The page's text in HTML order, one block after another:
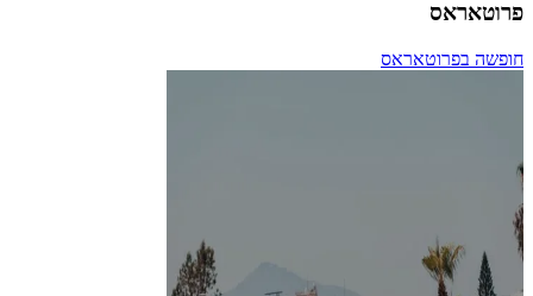
פרוטאראס
חופשה בפרוטאראס